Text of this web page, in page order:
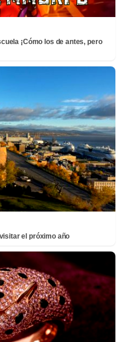
¡Cómo los de antes, pero
el próximo año